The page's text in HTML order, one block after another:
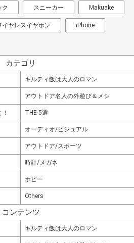
ク スニーカー Makuake
イヤレスイヤホン iPhone
カテゴリ
ギルティ飯は大人のロマン
アウトドア名人の外遊び＆メシ
THE 5選
オーディオ/ビジュアル
アウトドア/スポーツ
時計/メガネ
ホビー
Others
コンテンツ
ギルティ飯は大人のロマン